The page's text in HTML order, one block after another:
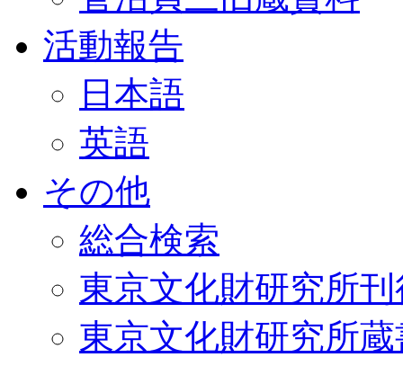
活動報告
日本語
英語
その他
総合検索
東京文化財研究所
東京文化財研究所